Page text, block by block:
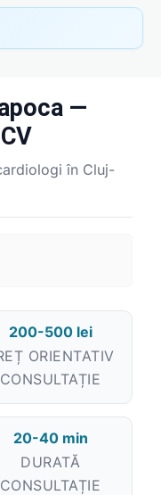
—
în Cluj-
200-500 lei
ORIENTATIV
CONSULTAȚIE
20-40 min
DURATĂ
CONSULTAȚIE
contact@ghidclinic.ro